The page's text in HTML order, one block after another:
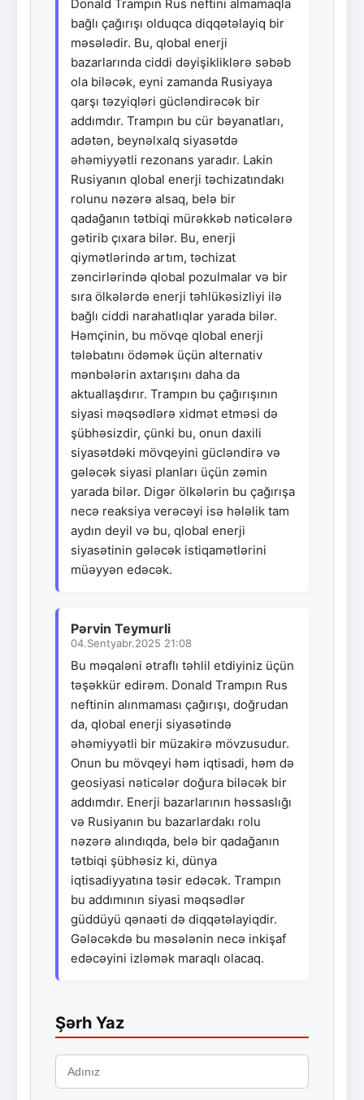
Donald Trampın Rus neftini almamaqla
bağlı çağırışı olduqca diqqətəlayiq bir
məsələdir. Bu, qlobal enerji
bazarlarında ciddi dəyişikliklərə səbəb
ola biləcək, eyni zamanda Rusiyaya
qarşı təzyiqləri gücləndirəcək bir
addımdır. Trampın bu cür bəyanatları,
adətən, beynəlxalq siyasətdə
əhəmiyyətli rezonans yaradır. Lakin
Rusiyanın qlobal enerji təchizatındakı
rolunu nəzərə alsaq, belə bir
qadağanın tətbiqi mürəkkəb nəticələrə
gətirib çıxara bilər. Bu, enerji
qiymətlərində artım, təchizat
zəncirlərində qlobal pozulmalar və bir
sıra ölkələrdə enerji təhlükəsizliyi ilə
bağlı ciddi narahatlıqlar yarada bilər.
Həmçinin, bu mövqe qlobal enerji
tələbatını ödəmək üçün alternativ
mənbələrin axtarışını daha da
aktuallaşdırır. Trampın bu çağırışının
siyasi məqsədlərə xidmət etməsi də
şübhəsizdir, çünki bu, onun daxili
siyasətdəki mövqeyini gücləndirə və
gələcək siyasi planları üçün zəmin
yarada bilər. Digər ölkələrin bu çağırışa
necə reaksiya verəcəyi isə hələlik tam
aydın deyil və bu, qlobal enerji
siyasətinin gələcək istiqamətlərini
müəyyən edəcək.
Pərvin Teymurli
04.Sentyabr.2025 21:08
Bu məqaləni ətraflı təhlil etdiyiniz üçün
təşəkkür edirəm. Donald Trampın Rus
neftinin alınmaması çağırışı, doğrudan
da, qlobal enerji siyasətində
əhəmiyyətli bir müzakirə mövzusudur.
Onun bu mövqeyi həm iqtisadi, həm də
geosiyasi nəticələr doğura biləcək bir
addımdır. Enerji bazarlarının həssaslığı
və Rusiyanın bu bazarlardakı rolu
nəzərə alındıqda, belə bir qadağanın
tətbiqi şübhəsiz ki, dünya
iqtisadiyyatına təsir edəcək. Trampın
bu addımının siyasi məqsədlər
güddüyü qənaəti də diqqətəlayiqdir.
Gələcəkdə bu məsələnin necə inkişaf
edəcəyini izləmək maraqlı olacaq.
Şərh Yaz